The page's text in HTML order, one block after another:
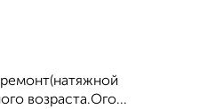
возраста.Ого...